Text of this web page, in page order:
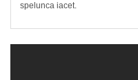
spelunca iacet.